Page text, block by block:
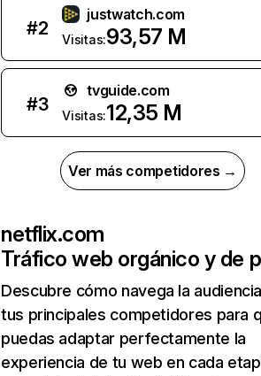
#2
justwatch.com
Visitas:93,57 M
#3
tvguide.com
Visitas:12,35 M
Ver más competidores →
netflix.com
Tráfico web orgánico y de
Descubre cómo navega la
tus principales competidores para
puedas adaptar perfectamente la
experiencia de tu web en cada